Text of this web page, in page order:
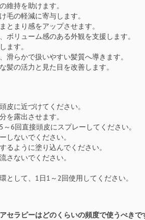
維持を助けます。
毛の軽減に寄与します。
とまり感をアップさせます。
ボリューム感のある外観を支援します。
ます。
滑らかで扱いやすい髪質へ導きます。
髪の活力と見た目を改善します。
皮に近づけてください。
を露出させます。
6回直接頭皮にスプレーしてください。
しないでください。
るように塗り込んでください。
さないでください。
として、1日1～2回使用してください。
セラピーはどのくらいの頻度で使うべきで